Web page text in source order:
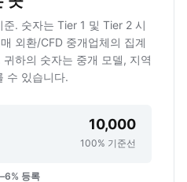
. 숫자는 Tier 1 및 Tier 2 시
외환/CFD 중개업체의 집계
하의 숫자는 중개 모델, 지역
수 있습니다.
10,000
100% 기준선
등록